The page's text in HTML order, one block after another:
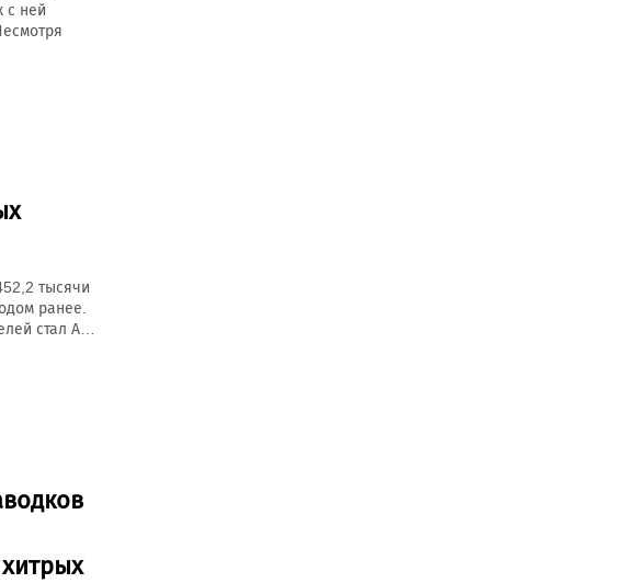
с ней
тысячи
ранее.
стал А…